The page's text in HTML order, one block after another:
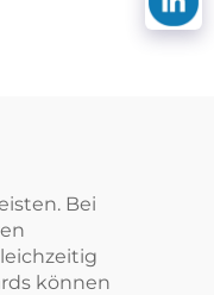
Bei
können